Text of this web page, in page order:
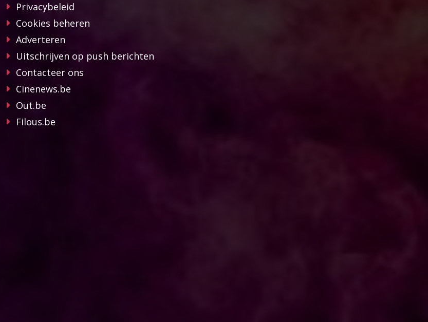
Privacybeleid
Cookies beheren
Adverteren
Uitschrijven op push berichten
Contacteer ons
Cinenews.be
Out.be
Filous.be